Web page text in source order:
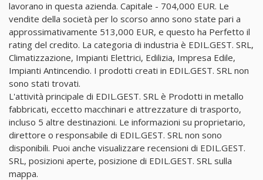
lavorano in questa azienda. Capitale - 704,000 EUR. Le
vendite della società per lo scorso anno sono state pari a
approssimativamente 513,000 EUR, e questo ha Perfetto il
rating del credito. La categoria di industria è EDIL.GEST. SRL,
Climatizzazione, Impianti Elettrici, Edilizia, Impresa Edile,
Impianti Antincendio. I prodotti creati in EDIL.GEST. SRL non
sono stati trovati.
L'attività principale di EDIL.GEST. SRL è Prodotti in metallo
fabbricati, eccetto macchinari e attrezzature di trasporto,
incluso 5 altre destinazioni. Le informazioni su proprietario,
direttore o responsabile di EDIL.GEST. SRL non sono
disponibili. Puoi anche visualizzare recensioni di EDIL.GEST.
SRL, posizioni aperte, posizione di EDIL.GEST. SRL sulla
mappa.